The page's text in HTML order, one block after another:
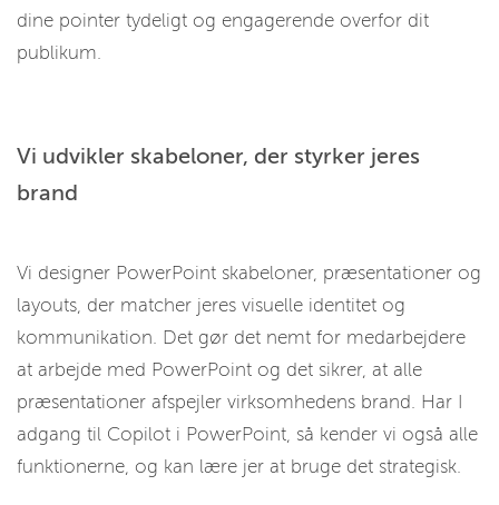
dine pointer tydeligt og engagerende overfor dit
publikum.
Vi udvikler skabeloner, der styrker jeres
brand
Vi designer PowerPoint skabeloner, præsentationer og
layouts, der matcher jeres visuelle identitet og
kommunikation. Det gør det nemt for medarbejdere
at arbejde med PowerPoint og det sikrer, at alle
præsentationer afspejler virksomhedens brand. Har I
adgang til Copilot i PowerPoint, så kender vi også alle
funktionerne, og kan lære jer at bruge det strategisk.